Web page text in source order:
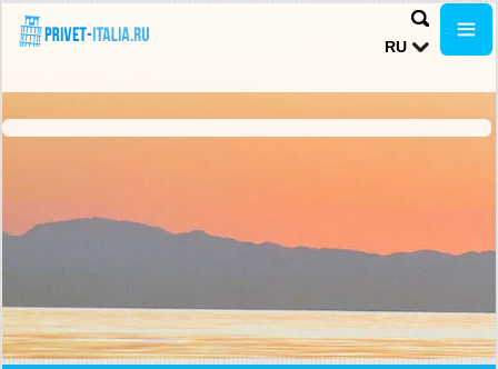
RU